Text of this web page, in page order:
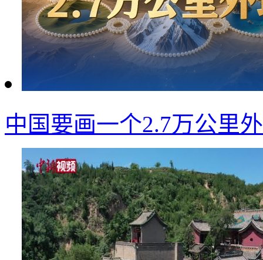
中国要画一个2.7万公里